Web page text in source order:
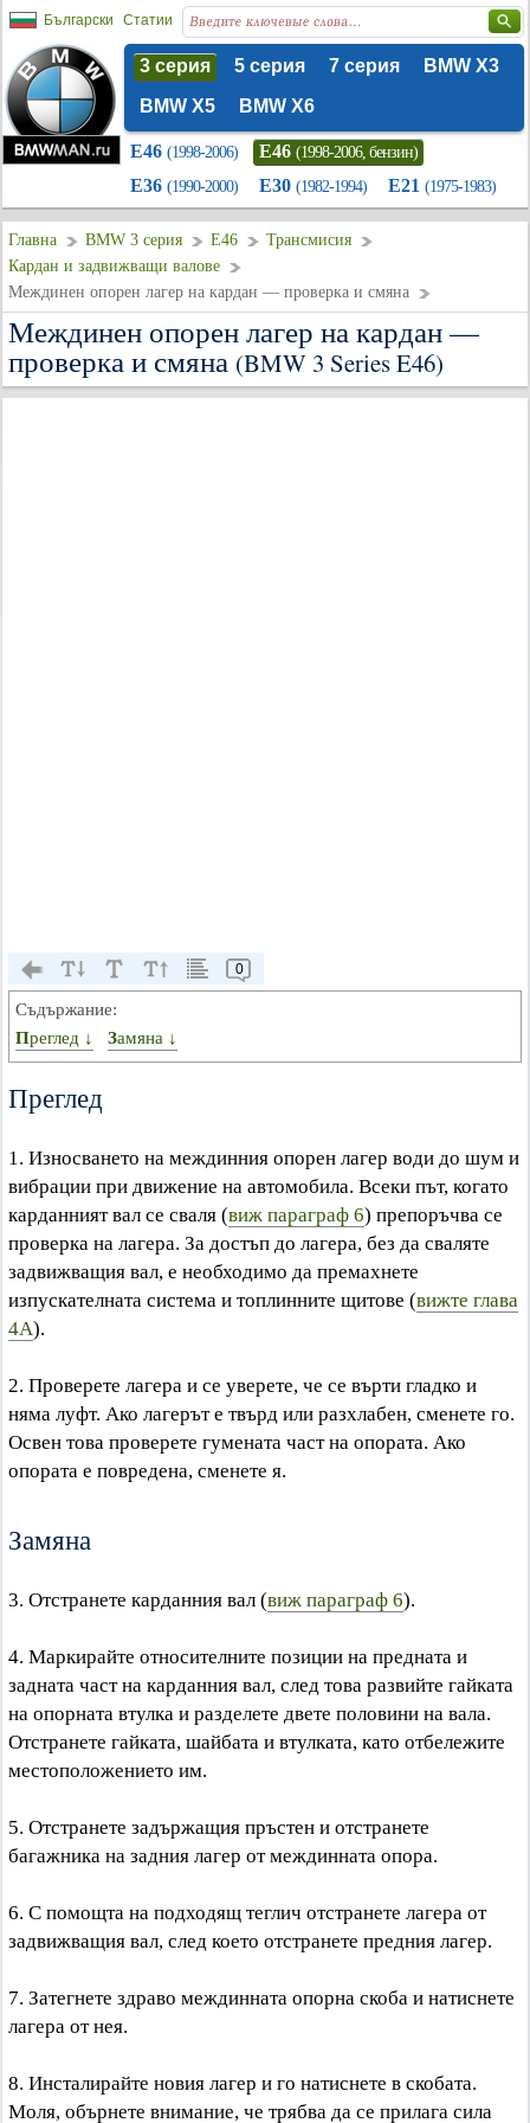
Български Статии
3 серия 5 серия 7 серия
BMW X3
BMW X5
BMW X6
E46 (1998-2006) E46 (1998-2006, бензин)
E36 (1990-2000) E30 (1982-1994) E21 (1975-1983)
Главна BMW 3 серия E46
Трансмисия
Кардан и задвижващи валове
Междинен опорен лагер на кардан — проверка и смяна
Междинен опорен лагер на кардан —
проверка и смяна (BMW 3 Series E46)
0
Съдържание:
Преглед ↓
Замяна ↓
Преглед
1. Износването на междинния опорен лагер води до шум и
вибрации при движение на автомобила. Всеки път, когато
карданният вал се сваля (виж параграф 6) препоръчва се
проверка на лагера. За достъп до лагера, без да сваляте
задвижващия вал, е необходимо да премахнете
изпускателната система и топлинните щитове (вижте глава
4A).
2. Проверете лагера и се уверете, че се върти гладко и
няма луфт. Ако лагерът е твърд или разхлабен, сменете го.
Освен това проверете гумената част на опората. Ако
опората е повредена, сменете я.
Замяна
3. Отстранете карданния вал (виж параграф 6).
4. Маркирайте относителните позиции на предната и
задната част на карданния вал, след това развийте гайката
на опорната втулка и разделете двете половини на вала.
Отстранете гайката, шайбата и втулката, като отбележите
местоположението им.
5. Отстранете задържащия пръстен и отстранете
багажника на задния лагер от междинната опора.
6. С помощта на подходящ теглич отстранете лагера от
задвижващия вал, след което отстранете предния лагер.
7. Затегнете здраво междинната опорна скоба и натиснете
лагера от нея.
8. Инсталирайте новия лагер и го натиснете в скобата.
Моля, обърнете внимание, че трябва да се прилага сила